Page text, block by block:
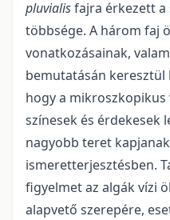
pluvialisfajra érkezett a
többsége. A három faj
vonatkozásainak,
bemutatásán
hogy a mikroszkopikus
színesek és érdekesek
nagyobb teret
ismeretterjesztésben.
figyelmet az algák vízi
alapvető szerepére,